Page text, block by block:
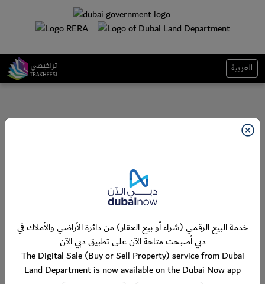
العربية
خدمة البيع الرقمي (شراء أو بيع العقار) من دائرة الأراضي والأملاك في
دبي أصبحت متاحة الآن على تطبيق دبي الآن
The Digital Sale (Buy or Sell Property) service from Dubai
Land Department is now available on the Dubai Now app